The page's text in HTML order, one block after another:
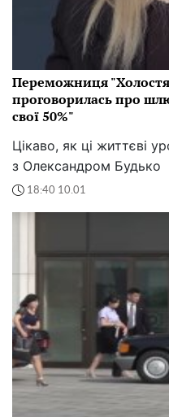
Переможниця
проговорилась про
свої 50%"
Цікаво, як ці життєві
з Олександром Будько
18:40 10.01